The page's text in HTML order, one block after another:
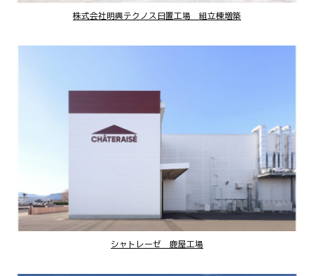
株式会社明興テクノス日置工場 組立棟増築
シャトレーゼ 鹿屋工場